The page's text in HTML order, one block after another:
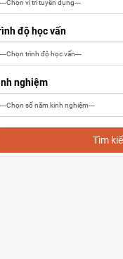
độ học vấn
nghiệm